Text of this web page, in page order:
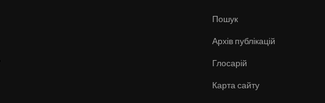
Пошук
Архів публікацій
Глосарій
Карта сайту